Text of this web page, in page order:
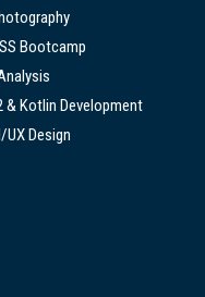
Bootcamp
& Kotlin Development
UX Design